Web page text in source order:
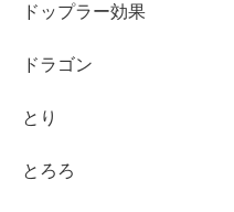
ドップラー効果
ドラゴン
とり
とろろ